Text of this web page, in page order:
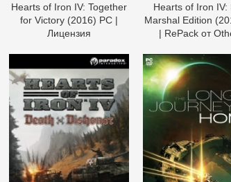
Hearts of Iron IV: Together
for Victory (2016) PC |
Лицензия
Hearts of Iron IV:
Marshal Edition
| RePack от